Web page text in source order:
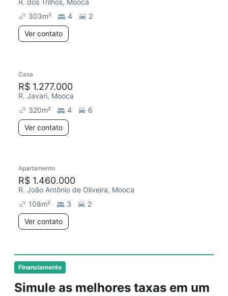
Financiamento
Simule as melhores taxas em um
R. dos Trilhos, Mooca
303m² 4
2
Ver contato
Casa
R$ 1.277.000
R. Javari, Mooca
320m² 4
6
Ver contato
Apartamento
R$ 1.460.000
R. João Antônio de Oliveira, Mooca
108m² 3
2
Ver contato